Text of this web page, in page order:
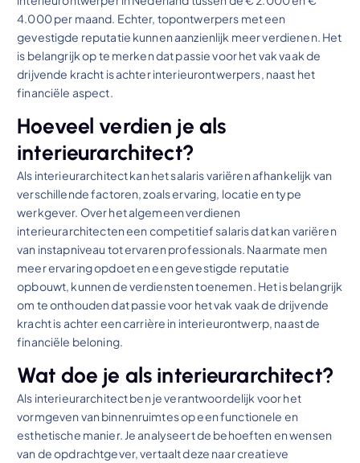
4.000 per maand. Echter, topontwerpers met een
gevestigde reputatie kunnen aanzienlijk meer verdienen. Het
is belangrijk op te merken dat passie voor het vak vaak de
drijvende kracht is achter interieurontwerpers, naast het
financiële aspect.
Hoeveel verdien je als
interieurarchitect?
Als interieurarchitect kan het salaris variëren afhankelijk van
verschillende factoren, zoals ervaring, locatie en type
werkgever. Over het algemeen verdienen
interieurarchitecten een competitief salaris dat kan variëren
van instapniveau tot ervaren professionals. Naarmate men
meer ervaring opdoet en een gevestigde reputatie
opbouwt, kunnen de verdiensten toenemen. Het is belangrijk
om te onthouden dat passie voor het vak vaak de drijvende
kracht is achter een carrière in interieurontwerp, naast de
financiële beloning.
Wat doe je als interieurarchitect?
Als interieurarchitect ben je verantwoordelijk voor het
vormgeven van binnenruimtes op een functionele en
esthetische manier. Je analyseert de behoeften en wensen
van de opdrachtgever, vertaalt deze naar creatieve